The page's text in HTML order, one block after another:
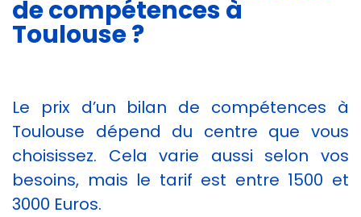
de compétences à
Toulouse ?
Le prix d’un bilan de compétences à
Toulouse dépend du centre que vous
choisissez. Cela varie aussi selon vos
besoins, mais le tarif est entre 1500 et
3000 Euros.